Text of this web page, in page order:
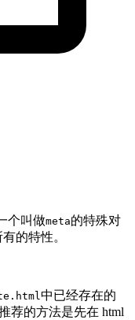
个叫做meta的特殊对
的特性。
中已经存在的
荐的方法是先在 html